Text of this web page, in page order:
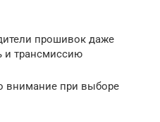
прошивок даже
и трансмиссию
внимание при выборе